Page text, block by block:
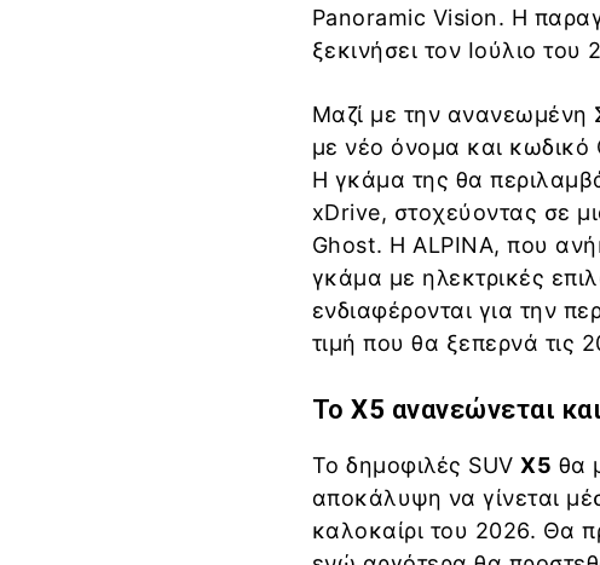
Panoramic Vision. Η
ξεκινήσει τον Ιούλιο του
Μαζί με την ανανεωμένη
με νέο όνομα και κωδικό
Η γκάμα της θα
xDrive, στοχεύοντας σε
Ghost. Η ALPINA, που
γκάμα με ηλεκτρικές
ενδιαφέρονται για την
τιμή που θα ξεπερνά τις
ΤοX5 ανανεώνεται
Το δημοφιλές SUVX5 θα
αποκάλυψη να γίνεται
καλοκαίρι του 2026. Θα